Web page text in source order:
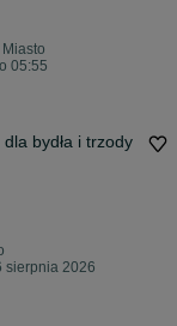
05:55
bydła i trzody
sierpnia 2026